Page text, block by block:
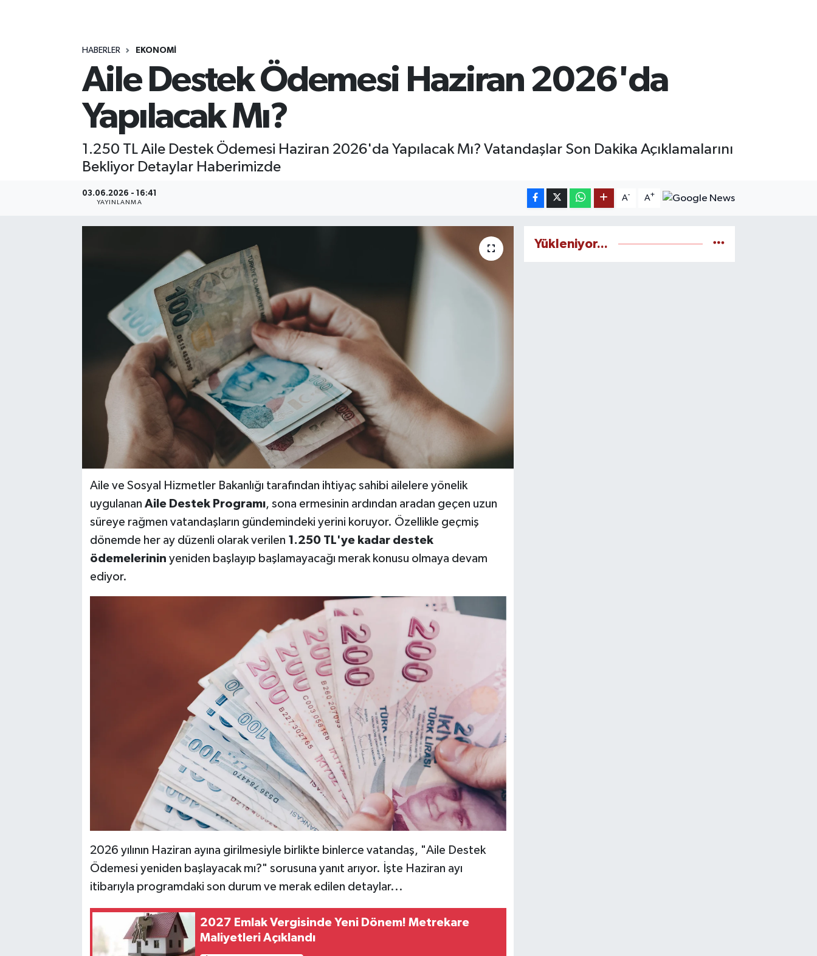
HABERLER EKONOMİ
Aile Destek Ödemesi Haziran 2026'da
Yapılacak Mı?
1.250 TL Aile Destek Ödemesi Haziran 2026'da Yapılacak Mı? Vatandaşlar Son Dakika Açıklamalarını
Bekliyor Detaylar Haberimizde
03.06.2026 - 16:41
YAYINLANMA
A- A+
Aile ve Sosyal Hizmetler Bakanlığı tarafından ihtiyaç sahibi ailelere yönelik
uygulanan Aile Destek Programı, sona ermesinin ardından aradan geçen uzun
süreye rağmen vatandaşların gündemindeki yerini koruyor. Özellikle geçmiş
dönemde her ay düzenli olarak verilen 1.250 TL'ye kadar destek
ödemelerinin yeniden başlayıp başlamayacağı merak konusu olmaya devam
ediyor.
2026 yılının Haziran ayına girilmesiyle birlikte binlerce vatandaş, "Aile Destek
Ödemesi yeniden başlayacak mı?" sorusuna yanıt arıyor. İşte Haziran ayı
itibarıyla programdaki son durum ve merak edilen detaylar...
2027 Emlak Vergisinde Yeni Dönem! Metrekare
Maliyetleri Açıklandı
Yükleniyor...
ÖZEL HABER
RESMİ İLANLAR
SOSYAL YARDIMLAR
SPONSORLU YAZI